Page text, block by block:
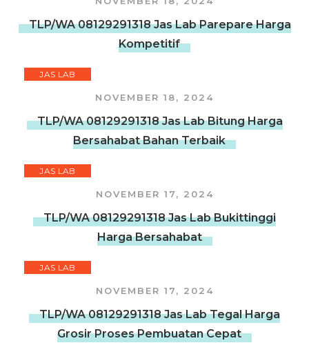
TLP/WA 08129291318 Jas Lab Parepare Harga
Kompetitif
JAS LAB
NOVEMBER 18, 2024
TLP/WA 08129291318 Jas Lab Bitung Harga
Bersahabat Bahan Terbaik
JAS LAB
NOVEMBER 17, 2024
TLP/WA 08129291318 Jas Lab Bukittinggi
Harga Bersahabat
JAS LAB
NOVEMBER 17, 2024
TLP/WA 08129291318 Jas Lab Tegal Harga
Grosir Proses Pembuatan Cepat